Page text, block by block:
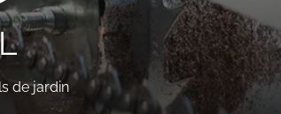
de jardin